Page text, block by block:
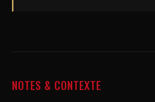
NOTES & CONTEXTE